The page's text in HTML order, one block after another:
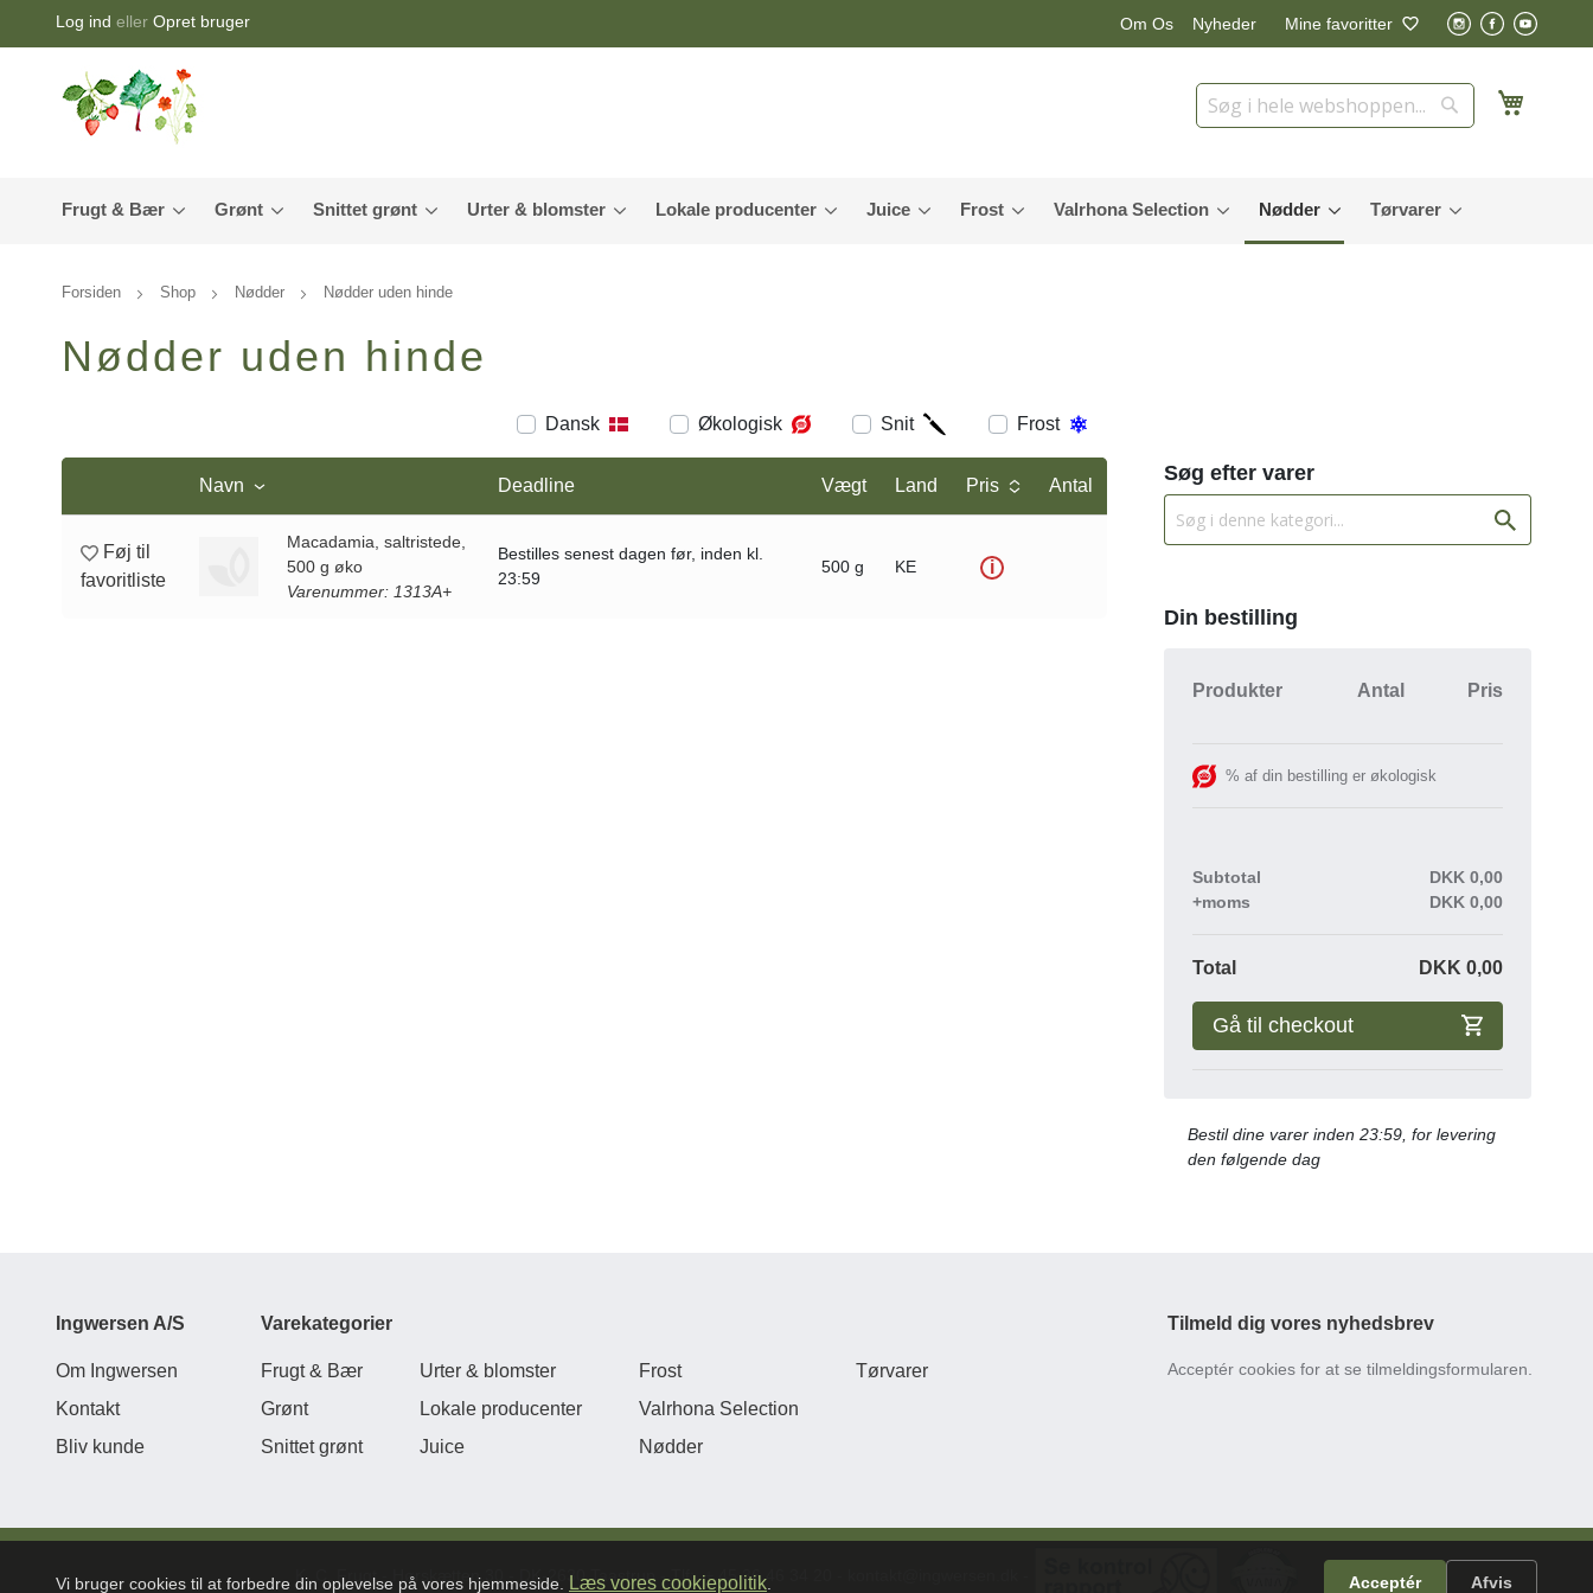
Log ind eller Opret bruger Om Os Nyheder Mine favoritter
Søg
Søg
Frugt & Bær Grønt Snittet grønt Urter & blomster Lokale producenter Juice Frost Valrhona Selection Nødder Tørvarer
Forsiden Shop Nødder Nødder uden hinde
Nødder uden hinde
Dansk Økologisk Snit Frost
Navn Deadline Vægt Land Pris Antal
Føj til
favoritliste
Macadamia, saltristede,
500 g øko
Varenummer: 1313A+
Bestilles senest dagen før, inden kl.
23:59
500 g KE i
Søg efter varer
Din bestilling
Produkter Antal Pris
% af din bestilling er økologisk
Subtotal DKK 0,00
+moms
DKK 0,00
Total DKK 0,00
Gå til checkout
Bestil dine varer inden 23:59, for levering
den følgende dag
Ingwersen A/S
Om Ingwersen
Kontakt
Bliv kunde
Varekategorier
Frugt & Bær
Grønt
Snittet grønt
Urter & blomster
Lokale producenter
Juice
Frost
Valrhona Selection
Nødder
Tørvarer
Tilmeld dig vores nyhedsbrev
Acceptér cookies for at se tilmeldingsformularen.
K. C. Frugt - Hørskætten 30 - DK-2630 Taastrup - Tlf:. + 45 36 46 34 20 - kontakt@ingwersen.dk -
Vi bruger cookies til at forbedre din oplevelse på vores hjemmeside. Læs vores cookiepolitik Acceptér Afvis